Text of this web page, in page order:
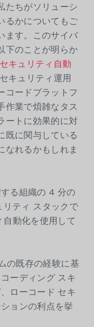
たちがソリューシ
るかについてもご
ます。このサイバ
下のことが明らか
キュリティ自動
キュリティ運用
コードプラットフ
作業で煩雑なタス
ートに効果的に対
既に関与している
なれるかもしれま
る組織の 4 分の
ティ スタックで
動化を使用して
の既存の経験に基
ーディング スキ
ローコード セキ
ョンの利点を挙